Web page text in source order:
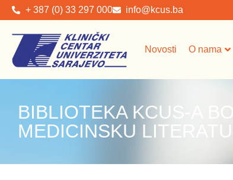
+ 387 (0) 33 297 000 info@kcus.ba
Novosti O nama
BIBLIOTEKA KCUS-A
MEDICINSKU